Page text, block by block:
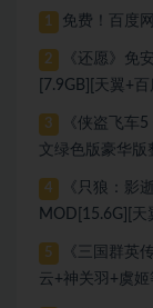
1 免费！百度
2
《还愿》免
[7.9GB][天翼+百
3
《侠盗飞车
文绿色版豪华版
4
《只狼：影
MOD[15.6G][天
5
《三国群英
云+神关羽+虞